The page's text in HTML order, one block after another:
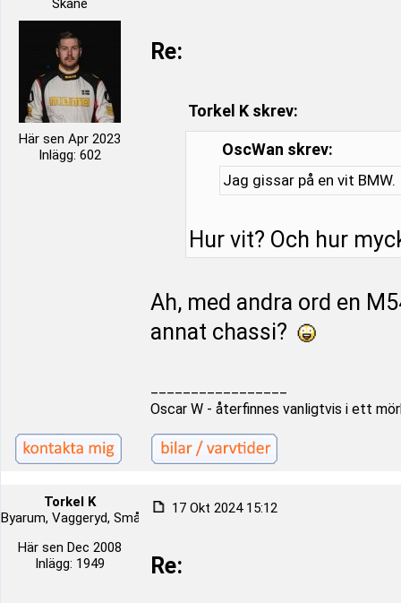
Skåne
Här sen Apr 2023
Inlägg: 602
Re:
Torkel K skrev:
OscWan skrev:
Jag gissar på en vit BMW.
Hur vit? Och hur
Ah, med andra ord en
annat chassi?
Oscar W - återfinnes vanligtvis i ett
Torkel K
Byarum, Vaggeryd, Småland, Sverige
Här sen Dec 2008
Inlägg: 1949
17 Okt 2024 15:12
Re: